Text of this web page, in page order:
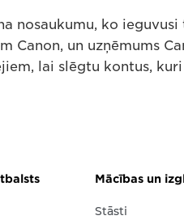
nosaukumu, ko
Canon, un uzņēmums
lai slēgtu kontus,
Mācības un
Stāsti